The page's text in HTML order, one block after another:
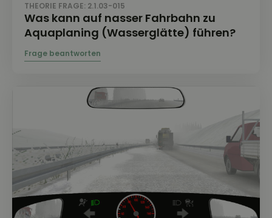
THEORIE FRAGE: 2.1.03-015
Was kann auf nasser Fahrbahn zu
Aquaplaning (Wasserglätte) führen?